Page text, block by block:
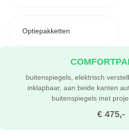
Optiepakketten
€ 475,-
buitenspiegels, elektrisch
inklapbaar, aan beide kanten
buitenspiegels met